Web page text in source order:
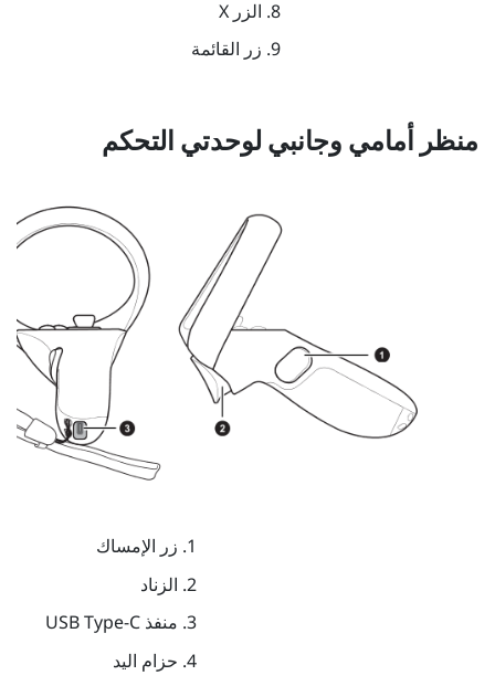
الزرX
زر القائمة
منظر أمامي وجانبي لوحدتي التحكم
زر الإمساك
الزناد
منفذUSB Type-C
حزام اليد